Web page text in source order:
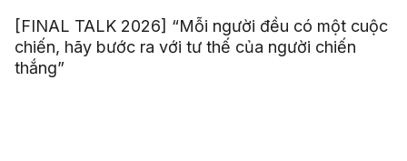
[FINAL TALK 2026] “Mỗi người đều có một cuộc
chiến, hãy bước ra với tư thế của người chiến
thắng”